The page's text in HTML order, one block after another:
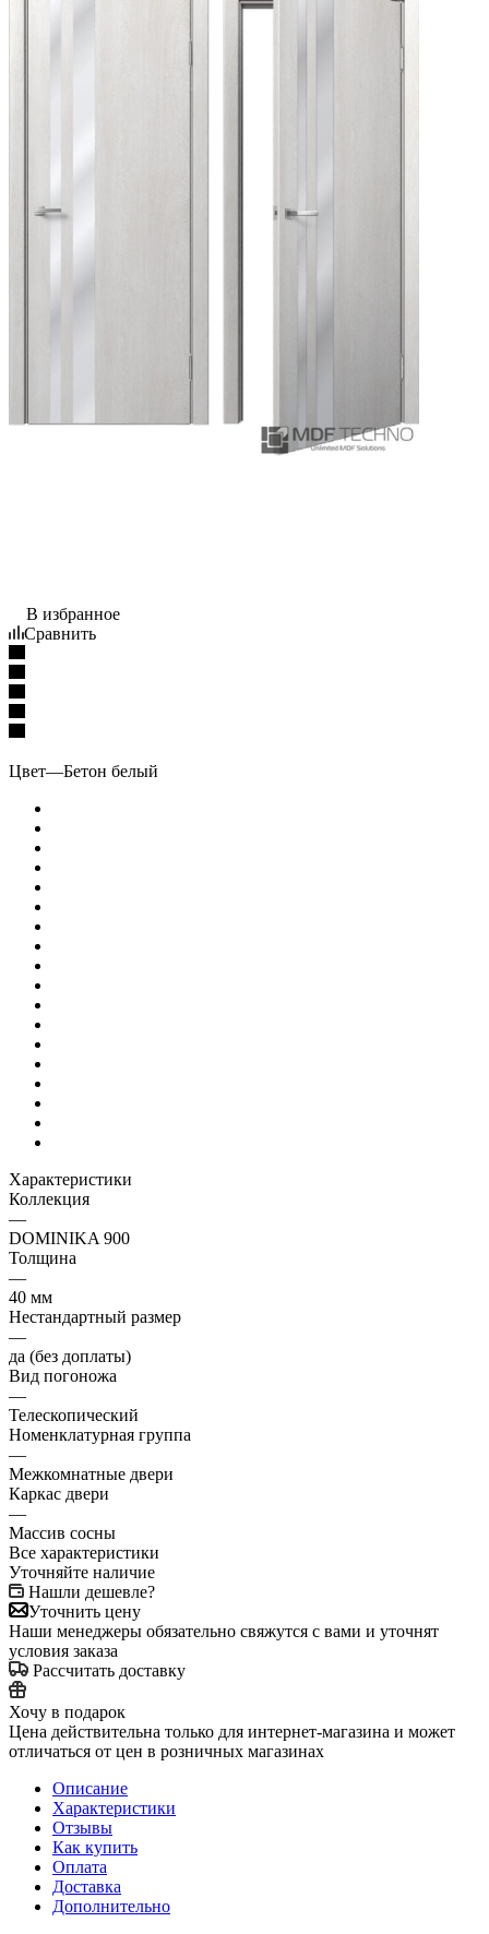
В избранное
Сравнить
Цвет—Бетон белый
Характеристики
Коллекция
—
DOMINIKA 900
Толщина
—
40 мм
Нестандартный размер
—
да (без доплаты)
Вид погоножа
—
Телескопический
Номенклатурная группа
—
Межкомнатные двери
Каркас двери
—
Массив сосны
Все характеристики
Уточняйте наличие
Нашли дешевле?
Уточнить цену
Наши менеджеры обязательно свяжутся с вами и уточнят
условия заказа
Рассчитать доставку
Хочу в подарок
Цена действительна только для интернет-магазина и может
отличаться от цен в розничных магазинах
Описание
Характеристики
Отзывы
Как купить
Оплата
Доставка
Дополнительно